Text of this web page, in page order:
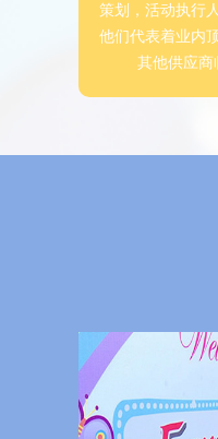
策划，活动执行
他们代表着业内
其他供应商